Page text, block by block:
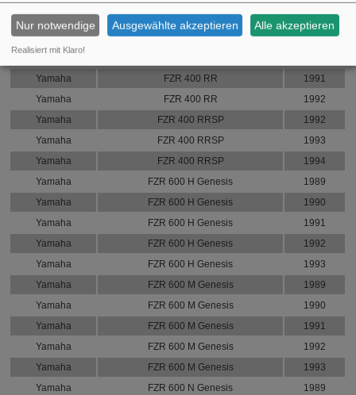
Modelle:
Marke Modell
Jahr
Yamaha
FZR 400 RR
1991
Yamaha
FZR 400 RR
1992
Yamaha
FZR 400 RRSP
1992
Yamaha
FZR 400 RRSP
1993
Yamaha
FZR 400 RRSP
1994
Yamaha
FZR 600 H Genesis
1989
Yamaha
FZR 600 H Genesis
1990
Yamaha
FZR 600 H Genesis
1991
Yamaha
FZR 600 H Genesis
1992
Yamaha
FZR 600 H Genesis
1993
Yamaha
FZR 600 M Genesis
1989
Yamaha
FZR 600 M Genesis
1990
Yamaha
FZR 600 M Genesis
1991
Yamaha
FZR 600 M Genesis
1992
Yamaha
FZR 600 M Genesis
1993
Yamaha
FZR 600 N Genesis
1989
Nur notwendige Ausgewählte akzeptieren Alle akzeptieren
Realisiert mit Klaro!